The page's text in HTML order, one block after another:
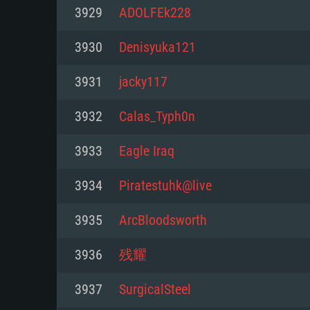
Minimum
Mémoire: 4 GB
Carte graphique supportant
Radeon 77XX / NVIDIA GeForce
résolution minimale supportée
Minimum
processeurs Intel Xeon ne sont
Mémoire: 6 GB
Carte graphique: Intel Iris Pro
analogue AMD/Nvidia. La
Minimum
modernes
Processeur: Dual-Core 2.4 GHz
Mémoire: 4 GB
Carte graphique: NVIDIA 660
drivers (moins de 6 mois) / de
de 720p)
3929 ADOLFEk228
3930 Denisyuka121
3931 jacky117
3932 Calas_Typh0n
3933 Eagle Iraq
3934 Piratestuhk@live
3935 ArcBloodsworth
3936 残耀
3937 SurgicalSteel